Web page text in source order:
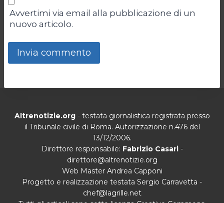
Avvertimi via email alla pubblicazione di un
nuovo articolo.
Altrenotizie.org- testata giornalistica registrata presso
il Tribunale civile di Roma. Autorizzazione n.476 del
13/12/2006.
Direttore responsabile: Fabrizio Casari-
direttore@altrenotizie.org
Web Master Andrea Capponi
Progetto e realizzazione testata Sergio Carravetta -
chef@lagrille.net